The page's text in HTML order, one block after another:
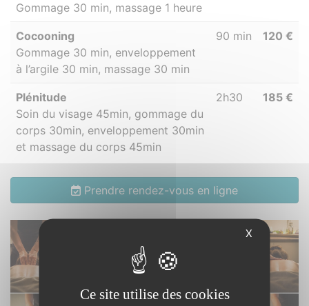
Gommage 30 min, massage 1 heure
Cocooning
Gommage 30 min, enveloppement
à l’argile 30 min, massage 30 min
90 min 120 €
Plénitude
Soin du visage 45min, gommage du
corps 30min, enveloppement 30min
et massage du corps 45min
2h30 185 €
Prendre rendez-vous en ligne
X
Ce site utilise des cookies